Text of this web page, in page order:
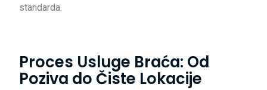
standarda.
Proces Usluge Braća: Od
Poziva do Čiste Lokacije